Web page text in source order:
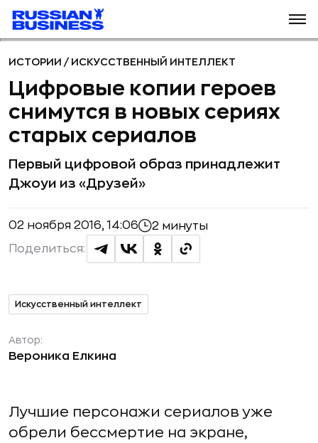
ИСТОРИИ / ИСКУССТВЕННЫЙ ИНТЕЛЛЕКТ
Цифровые копии героев
снимутся в новых сериях
старых сериалов
Первый цифровой образ принадлежит
Джоуи из «Друзей»
02 ноября 2016, 14:06 2 минуты
Поделиться:
Искусственный интеллект
Автор:
Вероника Елкина
Лучшие персонажи сериалов уже
обрели бессмертие на экране,